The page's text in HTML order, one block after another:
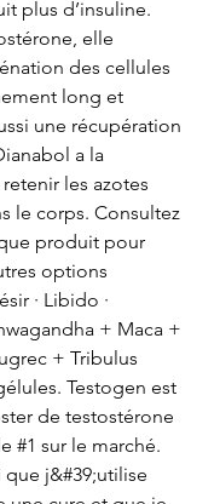
plus d’insuline.
elle
des cellules
long et
une récupération
a la
les azotes
le corps. Consultez
produit pour
options
· Libido ·
+ Maca +
+ Tribulus
Testogen est
de testostérone
#1 sur le marché.
que j&#39;utilise